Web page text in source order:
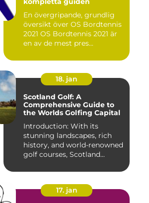
En övergripande, grundlig
översikt över OS Bordtennis
2021 OS Bordtennis 2021 är
en av de mest pres...
18. jan
Scotland Golf: A
Comprehensive Guide to
the Worlds Golfing Capital
Introduction: With its
stunning landscapes, rich
history, and world-renowned
golf courses, Scotland...
17. jan